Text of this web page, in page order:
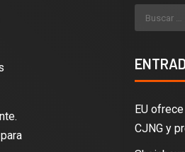
EU
CJNG y